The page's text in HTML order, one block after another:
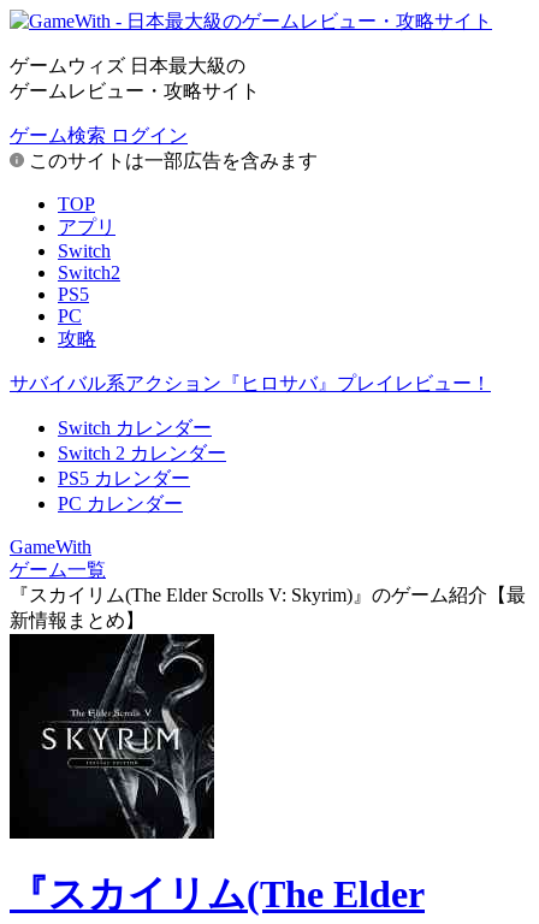
ゲームウィズ 日本最大級の
ゲームレビュー・攻略サイト
ゲーム検索 ログイン
このサイトは一部広告を含みます
TOP
アプリ
Switch
Switch2
PS5
PC
攻略
サバイバル系アクション『ヒロサバ』プレイレビュー！
Switch カレンダー
Switch 2 カレンダー
PS5 カレンダー
PC カレンダー
GameWith
ゲーム一覧
『スカイリム(The Elder Scrolls V: Skyrim)』のゲーム紹介【最
新情報まとめ】
『スカイリム(The Elder